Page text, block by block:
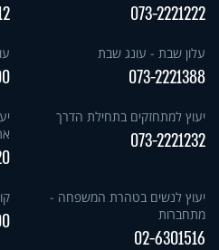
073-2221222
עלון שבת - עונג שבת
073-2221388
יעוץ למתחזקים בתחילת הדרך
073-2221232
יעוץ לנשים בטהרת המשפחה -
מתחברות
02-6301516